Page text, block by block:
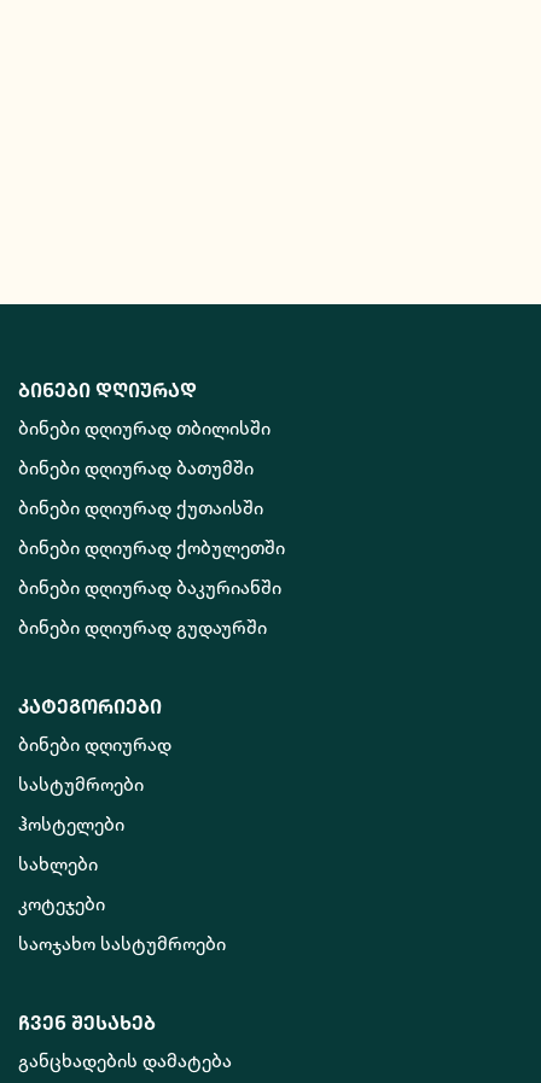
ბინები დღიურად
ბინები დღიურად თბილისში
ბინები დღიურად ბათუმში
ბინები დღიურად ქუთაისში
ბინები დღიურად ქობულეთში
ბინები დღიურად ბაკურიანში
ბინები დღიურად გუდაურში
კატეგორიები
ბინები დღიურად
სასტუმროები
ჰოსტელები
სახლები
კოტეჯები
საოჯახო სასტუმროები
ჩვენ შესახებ
განცხადების დამატება